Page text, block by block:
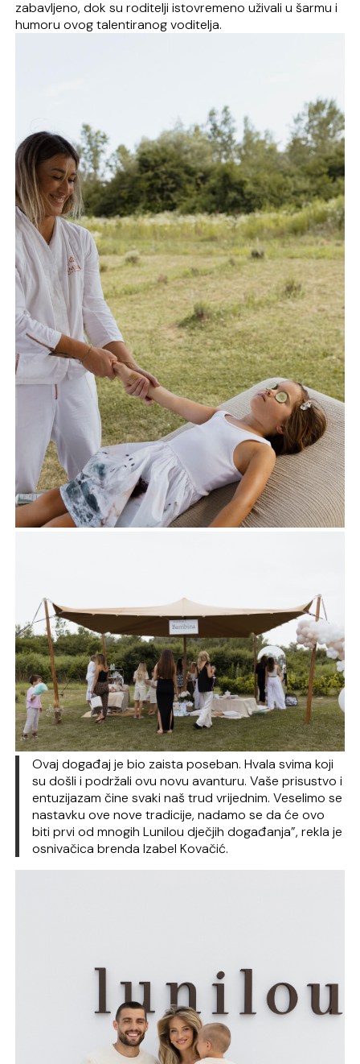
zabavljeno, dok su roditelji istovremeno uživali u šarmu i
humoru ovog talentiranog voditelja.
Ovaj događaj je bio zaista poseban. Hvala svima koji
su došli i podržali ovu novu avanturu. Vaše prisustvo i
entuzijazam čine svaki naš trud vrijednim. Veselimo se
nastavku ove nove tradicije, nadamo se da će ovo
biti prvi od mnogih Lunilou dječjih događanja”, rekla je
osnivačica brenda Izabel Kovačić.